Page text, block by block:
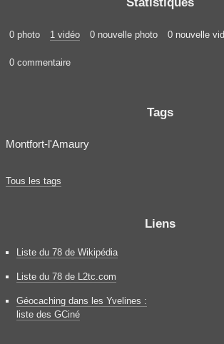
0 photo 1 vidéo 0 nouvelle photo 0 nouvelle
0 commentaire
Tags
Montfort-l'Amaury
Tous les tags
Liens
Liste du 78 de Wikipédia
Liste du 78 de L2tc.com
Géocaching dans les Yvelines :
liste des GCiné